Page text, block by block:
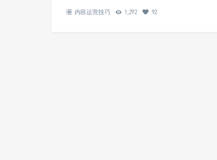
内容运营技巧 1,292 92